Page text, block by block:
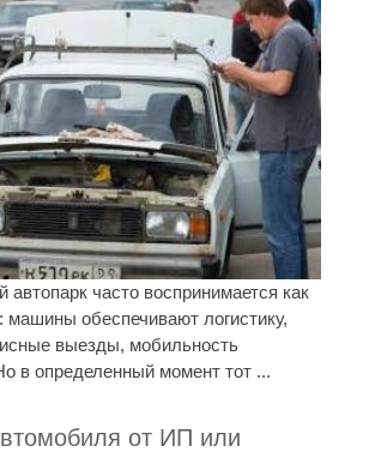
автопарк часто воспринимается как
машины обеспечивают логистику,
выезды, мобильность
в определенный момент тот ...
от ИП или